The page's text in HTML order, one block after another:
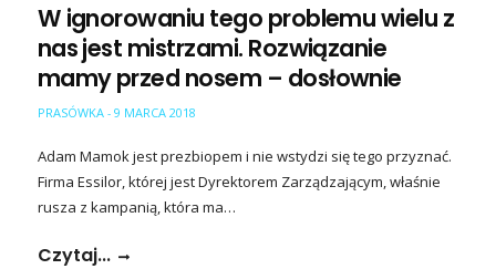
W ignorowaniu tego problemu wielu z
nas jest mistrzami. Rozwiązanie
mamy przed nosem – dosłownie
PRASÓWKA - 9 MARCA 2018
Adam Mamok jest prezbiopem i nie wstydzi się tego przyznać.
Firma Essilor, której jest Dyrektorem Zarządzającym, właśnie
rusza z kampanią, która ma…
Czytaj...